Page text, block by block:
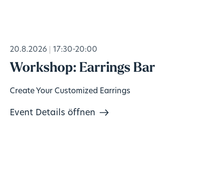
20.8.2026 17:30-20:00
Workshop: Earrings Bar
Create Your Customized Earrings
Event Details öffnen